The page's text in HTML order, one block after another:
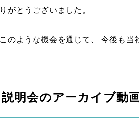
りがとうございました。
このような機会を通じて、 今後も当
説明会のアーカイブ動